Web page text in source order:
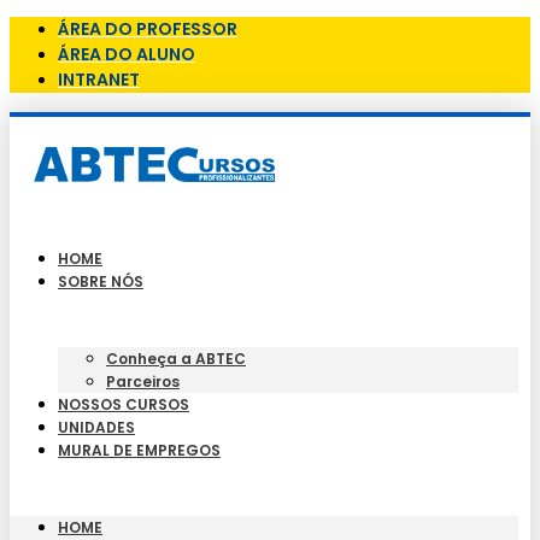
ÁREA DO PROFESSOR
ÁREA DO ALUNO
INTRANET
HOME
SOBRE NÓS
Conheça a ABTEC
Parceiros
NOSSOS CURSOS
UNIDADES
MURAL DE EMPREGOS
HOME